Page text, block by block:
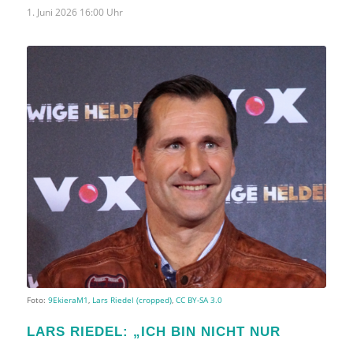
1. Juni 2026 16:00 Uhr
Foto: 9EkieraM1, Lars Riedel (cropped), CC BY-SA 3.0
LARS RIEDEL: „ICH BIN NICHT NUR